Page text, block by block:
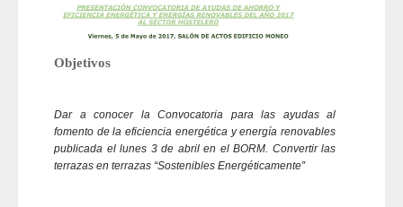
Objetivos
Dar a conocer la Convocatoria para las ayudas al
fomento de la eficiencia energética y energía renovables
publicada el lunes 3 de abril en el BORM. Convertir las
terrazas en terrazas “Sostenibles Energéticamente”